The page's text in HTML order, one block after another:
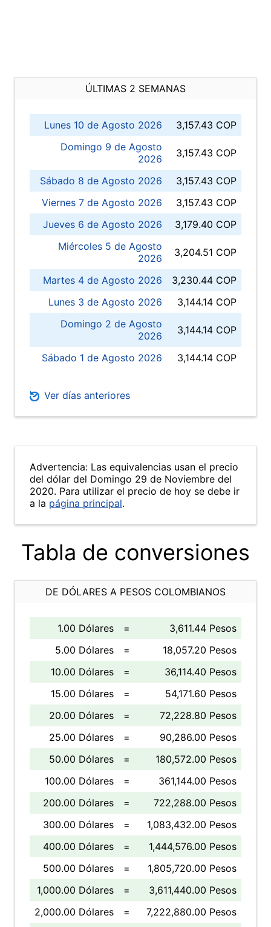
ÚLTIMAS 2 SEMANAS
Lunes 10 de Agosto 2026
3,157.43 COP
Domingo 9 de Agosto
2026
3,157.43 COP
Sábado 8 de Agosto 2026
3,157.43 COP
Viernes 7 de Agosto 2026
3,157.43 COP
Jueves 6 de Agosto 2026
3,179.40 COP
Miércoles 5 de Agosto
2026
3,204.51 COP
Martes 4 de Agosto 2026
3,230.44 COP
Lunes 3 de Agosto 2026
3,144.14 COP
Domingo 2 de Agosto
2026
3,144.14 COP
Sábado 1 de Agosto 2026 3,144.14 COP
Ver días anteriores
Advertencia: Las equivalencias usan el precio
del dólar del Domingo 29 de Noviembre del
2020. Para utilizar el precio de hoy se debe ir
a la página principal.
Tabla de conversiones
DE DÓLARES A PESOS COLOMBIANOS
1.00 Dólares =
3,611.44 Pesos
5.00 Dólares
=
18,057.20 Pesos
10.00 Dólares
=
36,114.40 Pesos
15.00 Dólares
=
54,171.60 Pesos
20.00 Dólares
=
72,228.80 Pesos
25.00 Dólares
=
90,286.00 Pesos
50.00 Dólares
=
180,572.00 Pesos
100.00 Dólares
=
361,144.00 Pesos
200.00 Dólares
=
722,288.00 Pesos
300.00 Dólares
=
1,083,432.00 Pesos
400.00 Dólares
=
1,444,576.00 Pesos
500.00 Dólares
=
1,805,720.00 Pesos
1,000.00 Dólares
=
3,611,440.00 Pesos
2,000.00 Dólares
=
7,222,880.00 Pesos